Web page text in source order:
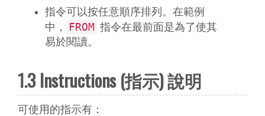
指令可以按任意順序排列。在範例
中，
FROM 指令在最前面是為了使其
易於閱讀。
1.3 Instructions (指示) 說明
可使用的指示有：